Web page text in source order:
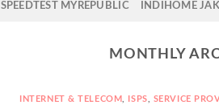
SPEEDTEST MYREPUBLIC INDIHOME
MONTHLY
INTERNET & TELECOM, ISPS, SERVICE